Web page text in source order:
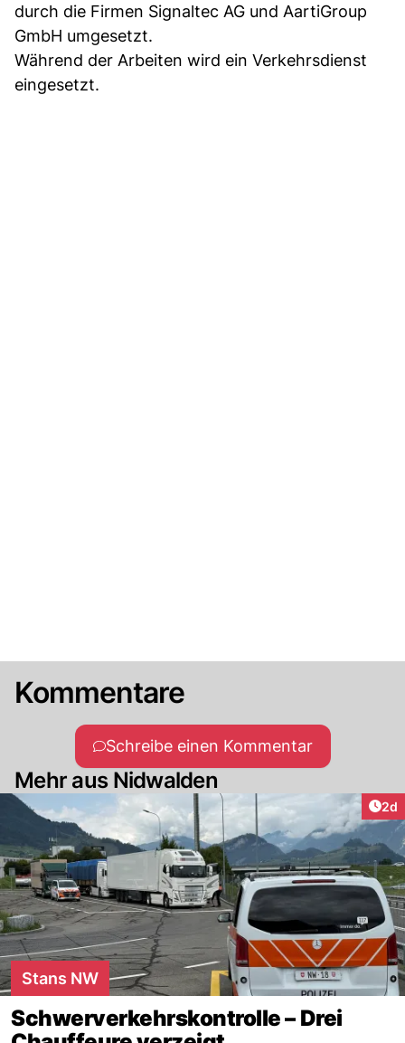
durch die Firmen Signaltec AG und AartiGroup
GmbH umgesetzt.
Während der Arbeiten wird ein Verkehrsdienst
eingesetzt.
Kommentare
Schreibe einen Kommentar
Mehr aus Nidwalden
2d
Stans NW
Schwerverkehrskontrolle – Drei